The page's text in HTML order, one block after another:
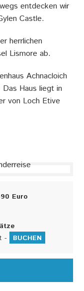
entdecken wir
Castle.
herrlichen
Lismore ab.
Achnacloich
Haus liegt in
von Loch Etive
Euro
-
BUCHEN